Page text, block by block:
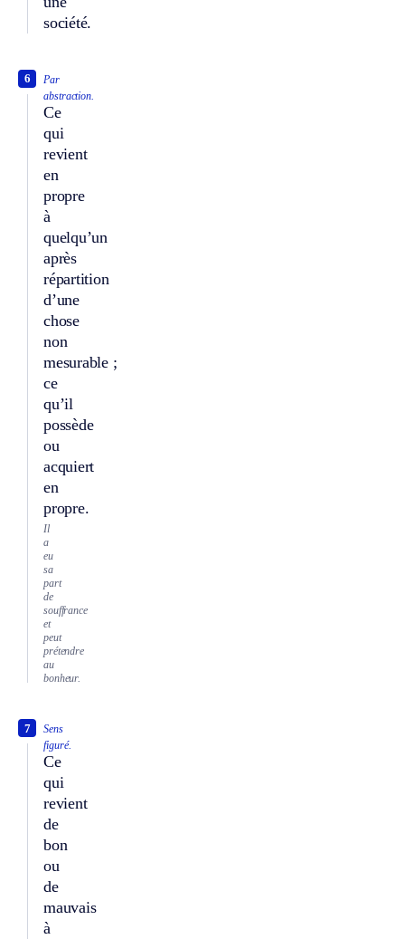
société.
Par
abstraction.
Ce
qui
revient
en
propre
à
quelqu’un
après
répartition
d’une
chose
non
mesurable ;
ce
qu’il
possède
ou
acquiert
en
propre.
6
Il
a
eu
sa
part
de
souffrance
et
peut
prétendre
au
bonheur.
Sens
figuré.
Ce
qui
revient
de
bon
ou
de
mauvais
à
7